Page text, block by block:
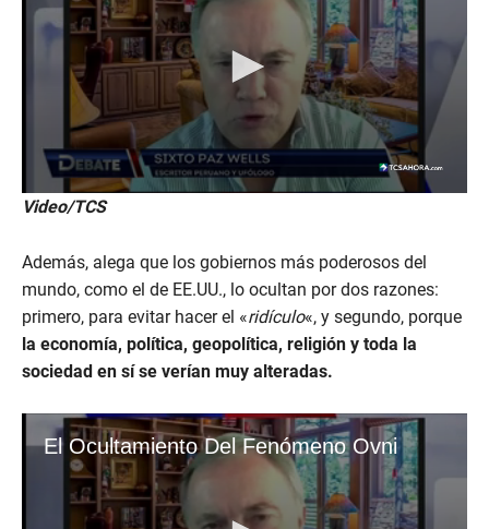
Video/TCS
Además, alega que los gobiernos más poderosos del
mundo, como el de EE.UU., lo ocultan por dos razones:
primero, para evitar hacer el «ridículo«, y segundo, porque
la economía, política, geopolítica, religión y toda la
sociedad en sí se verían muy alteradas.